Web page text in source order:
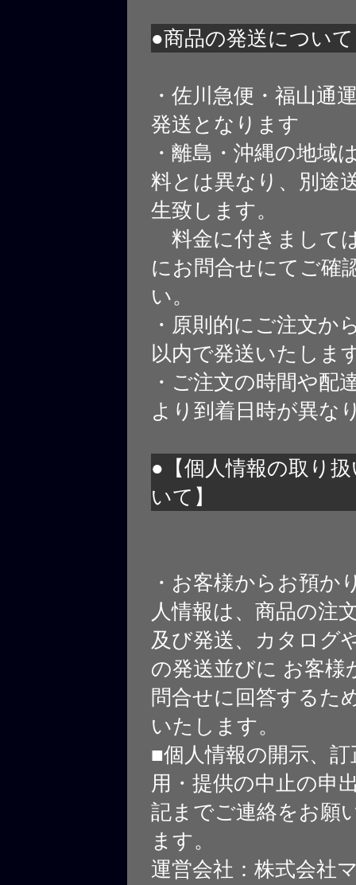
●商品の発送について
・佐川急便・福山通
発送となります
・離島・沖縄の地域
料とは異なり、別途
生致します。
料金に付きまして
にお問合せにてご確
い。
・原則的にご注文か
以内で発送いたしま
・ご注文の時間や配
より到着日時が異な
●【個人情報の取り
いて】
・お客様からお預か
人情報は、商品の注
及び発送、カタログ
の発送並びに お客様
問合せに回答するた
いたします。
■個人情報の開示、
用・提供の中止の申
記までご連絡をお願
ます。
運営会社：株式会社